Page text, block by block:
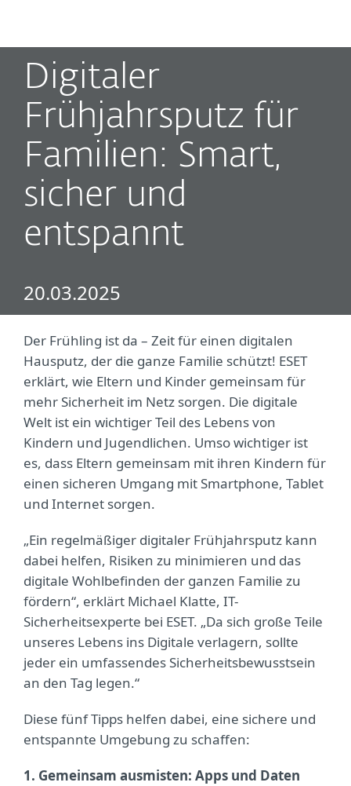
Digitaler
Frühjahrsputz für
Familien: Smart,
sicher und
entspannt
20.03.2025
Der Frühling ist da – Zeit für einen digitalen
Hausputz, der die ganze Familie schützt! ESET
erklärt, wie Eltern und Kinder gemeinsam für
mehr Sicherheit im Netz sorgen. Die digitale
Welt ist ein wichtiger Teil des Lebens von
Kindern und Jugendlichen. Umso wichtiger ist
es, dass Eltern gemeinsam mit ihren Kindern für
einen sicheren Umgang mit Smartphone, Tablet
und Internet sorgen.
„Ein regelmäßiger digitaler Frühjahrsputz kann
dabei helfen, Risiken zu minimieren und das
digitale Wohlbefinden der ganzen Familie zu
fördern“, erklärt Michael Klatte, IT-
Sicherheitsexperte bei ESET. „Da sich große Teile
unseres Lebens ins Digitale verlagern, sollte
jeder ein umfassendes Sicherheitsbewusstsein
an den Tag legen.“
Diese fünf Tipps helfen dabei, eine sichere und
entspannte Umgebung zu schaffen:
1. Gemeinsam ausmisten: Apps und Daten